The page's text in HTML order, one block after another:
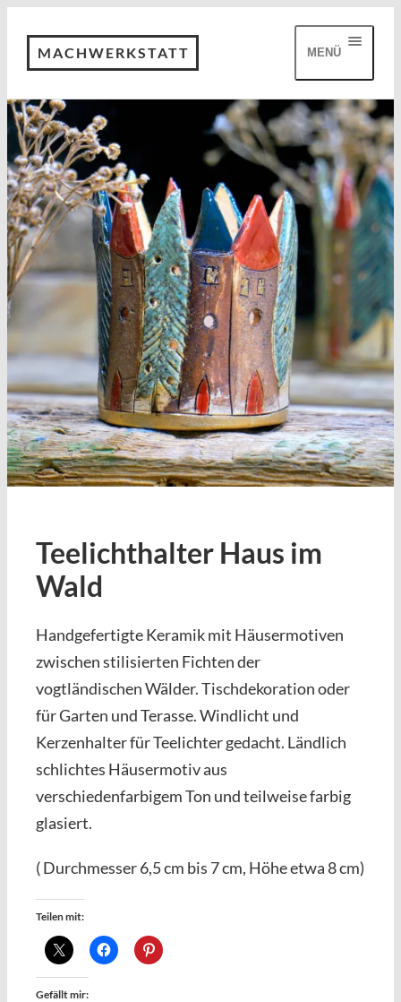
MACHWERKSTATT MENÜ
Teelichthalter Haus im
Wald
Handgefertigte Keramik mit Häusermotiven
zwischen stilisierten Fichten der
vogtländischen Wälder. Tischdekoration oder
für Garten und Terasse. Windlicht und
Kerzenhalter für Teelichter gedacht. Ländlich
schlichtes Häusermotiv aus
verschiedenfarbigem Ton und teilweise farbig
glasiert.
( Durchmesser 6,5 cm bis 7 cm, Höhe etwa 8 cm)
Teilen mit:
Gefällt mir: